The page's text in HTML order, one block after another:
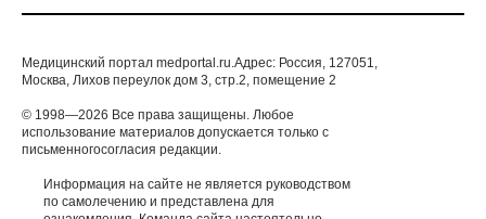
Медицинский портал medportal.ru.Адрес: Россия, 127051,
Москва, Лихов переулок дом 3, стр.2, помещение 2
© 1998—2026 Все права защищены. Любое
использование материалов допускается только с
письменногосогласия редакции.
Информация на сайте не является руководством
по самолечению и представлена для